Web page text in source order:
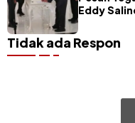
Eddy
Tidak ada Respon